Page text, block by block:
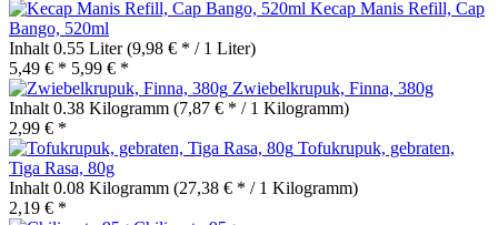
Kecap Manis Refill, Cap
Bango, 520ml
Inhalt 0.55 Liter(9,98 € * / 1 Liter)
5,49 € * 5,99 € *
Zwiebelkrupuk, Finna, 380g
Inhalt 0.38 Kilogramm (7,87 € * / 1 Kilogramm)
2,99 € *
Tofukrupuk, gebraten,
Tiga Rasa, 80g
Inhalt 0.08 Kilogramm (27,38 € * / 1 Kilogramm)
2,19 € *